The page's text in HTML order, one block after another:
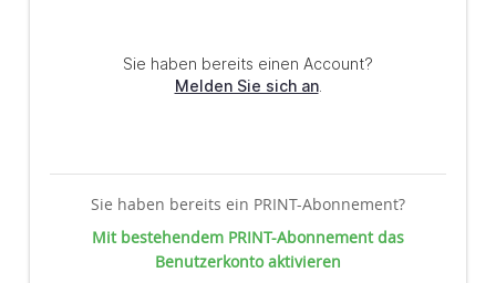
Sie haben bereits ein PRINT-Abonnement?
Mit bestehendem PRINT-Abonnement das
Benutzerkonto aktivieren